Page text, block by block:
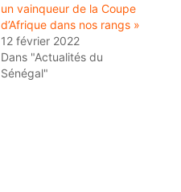
un vainqueur de la Coupe
d’Afrique dans nos rangs »
12 février 2022
Dans "Actualités du
Sénégal"